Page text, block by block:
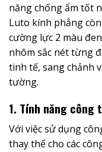
năng chống ẩm tốt
Luto kính phẳng
cường lực 2 màu
nhôm sắc nét từng
tinh tế, sang chảnh
tường.
1. Tính năng công
Với việc sử dụng
thay thế cho các